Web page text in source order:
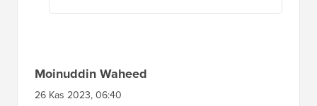
Moinuddin Waheed
26 Kas 2023, 06:40